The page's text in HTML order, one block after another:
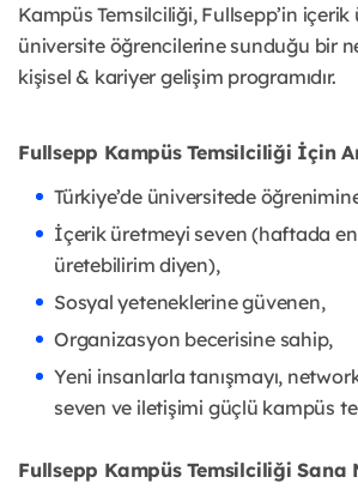
Kampüs Temsilciliği, Fullsepp’in
üniversite öğrencilerine sunduğu bir
kişisel & kariyer gelişim programıdır.
Fullsepp Kampüs Temsilciliği İçin
Türkiye’de üniversitede
İçerik üretmeyi seven (haftada
üretebilirim diyen),
Sosyal yeteneklerine güvenen,
Organizasyon becerisine sahip,
Yeni insanlarla tanışmayı,
seven ve iletişimi güçlü kampüs
Fullsepp Kampüs Temsilciliği Sana